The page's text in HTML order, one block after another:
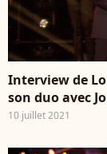
Interview de
son duo avec
10 juillet 2021